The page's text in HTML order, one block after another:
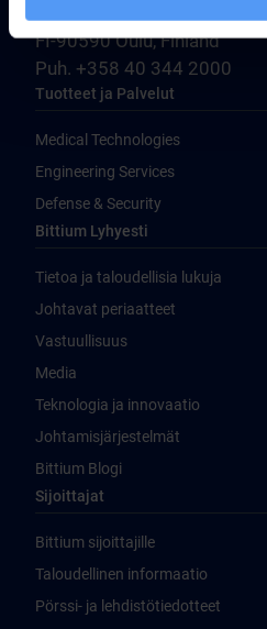
FI-90590 Oulu, Finland
Puh. +358 40 344 2000
Tuotteet ja Palvelut
Medical Technologies
Engineering Services
Defense & Security
Bittium Lyhyesti
Tietoa ja taloudellisia lukuja
Johtavat periaatteet
Vastuullisuus
Media
Teknologia ja innovaatio
Johtamisjärjestelmät
Bittium Blogi
Sijoittajat
Bittium sijoittajille
Taloudellinen informaatio
Pörssi- ja lehdistötiedotteet